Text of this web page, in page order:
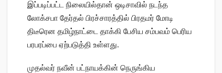
இப்படிப்பட்ட நிலையில்தான் ஒடிசாவில் நடந்த
லோக்சபா தேர்தல் பிரச்சாரத்தில் பிரதமர் மோடி
திடீரென தமிழ்நாட்டை தாக்கி பேசிய சம்பவம் பெரிய
பரபரப்பை ஏற்படுத்தி உள்ளது.
முதல்வர் நவீன் பட்நாயக்கின் நெருங்கிய